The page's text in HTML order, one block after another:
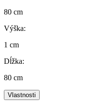
80 cm
Výška:
1 cm
Dĺžka:
80 cm
Vlastnosti